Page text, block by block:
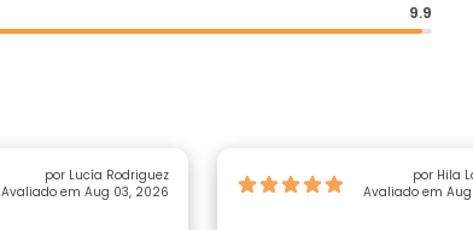
9.9
por Lucía Rodriguez
Avaliado em Aug 03, 2026
por Hila
Avaliado em